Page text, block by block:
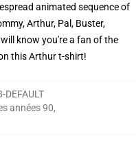
animated sequence of
Arthur, Pal, Buster,
know you're a fan of the
this Arthur t-shirt!
DEFAULT
années 90,